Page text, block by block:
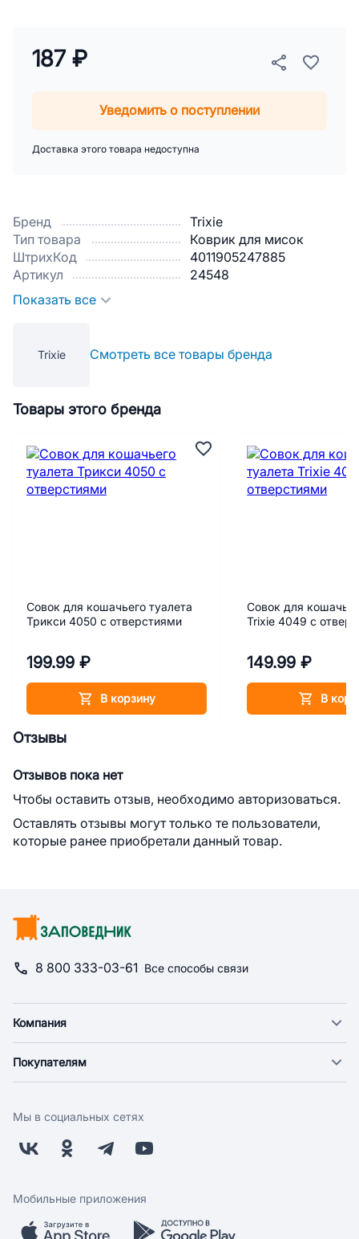
Бренд
Trixie
Тип товара
Коврик для мисок
ШтрихКод
4011905247885
Артикул
24548
Показать все
Trixie Смотреть все товары бренда
187 ₽
Уведомить о поступлении
Доставка этого товара недоступна
Товары этого бренда
Совок для кошачьего туалета
Трикси 4050 с отверстиями
199.99 ₽
В корзину
Совок для
Trixie 4049 с
149.99 ₽
В
Отзывы
Отзывов пока нет
Чтобы оставить отзыв, необходимо авторизоваться.
Оставлять отзывы могут только те пользователи,
которые ранее приобретали данный товар.
8 800 333-03-61 Все способы связи
Компания
Новости
Поставщикам
Заводчикам
Обратная связь
Покупателям
Оплата
Бонусная программа
Скидки и акции
Мобильное приложение
Мы в социальных сетях
Мобильные приложения